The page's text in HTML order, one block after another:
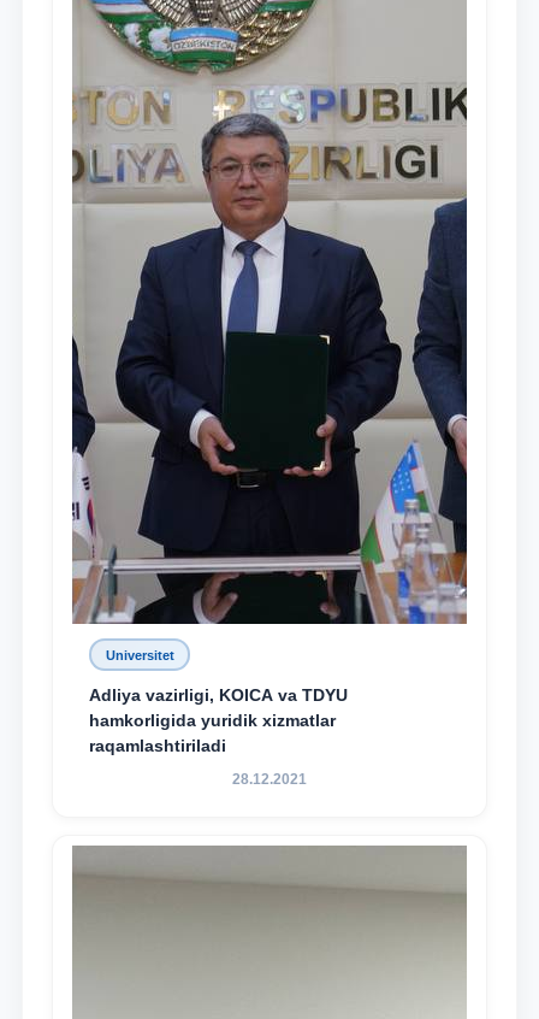
Universitet
Adliya vazirligi, KOICA va TDYU
hamkorligida yuridik xizmatlar
raqamlashtiriladi
28.12.2021